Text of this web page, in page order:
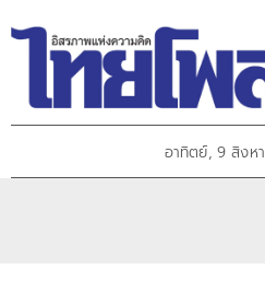
อาทิตย์, 9 สิงห